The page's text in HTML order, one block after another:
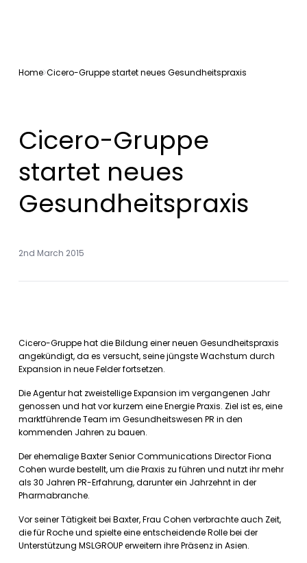
Home Cicero-Gruppe startet neues Gesundheitspraxis
Cicero-Gruppe
startet neues
Gesundheitspraxis
2nd March 2015
Cicero-Gruppe hat die Bildung einer neuen Gesundheitspraxis
angekündigt, da es versucht, seine jüngste Wachstum durch
Expansion in neue Felder fortsetzen.
Die Agentur hat zweistellige Expansion im vergangenen Jahr
genossen und hat vor kurzem eine Energie Praxis. Ziel ist es, eine
marktführende Team im Gesundheitswesen PR in den
kommenden Jahren zu bauen.
Der ehemalige Baxter Senior Communications Director Fiona
Cohen wurde bestellt, um die Praxis zu führen und nutzt ihr mehr
als 30 Jahren PR-Erfahrung, darunter ein Jahrzehnt in der
Pharmabranche.
Vor seiner Tätigkeit bei Baxter, Frau Cohen verbrachte auch Zeit,
die für Roche und spielte eine entscheidende Rolle bei der
Unterstützung MSLGROUP erweitern ihre Präsenz in Asien.